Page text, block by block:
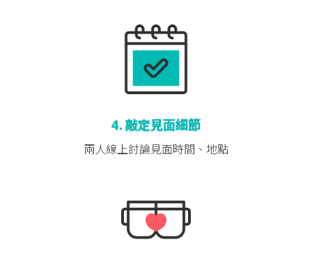
4. 敲定見面細節
兩人線上討論見面時間、地點